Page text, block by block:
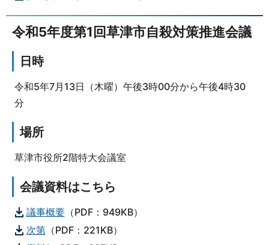
令和5年度第1回草津市自殺対策推進会議
日時
令和5年7月13日（木曜）午後3時00分から午後4時30
分
場所
草津市役所2階特大会議室
会議資料はこちら
議事概要（PDF：949KB）
次第（PDF：221KB）